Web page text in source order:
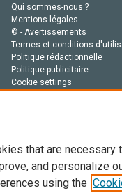
Qui sommes-nous ?
Mentions légales
© - Avertissements
Termes et conditions
Politique rédactionnelle
Politique publicitaire
Cookie settings
Tout le contenu de ce site:
that are necessary
and personalize
using the